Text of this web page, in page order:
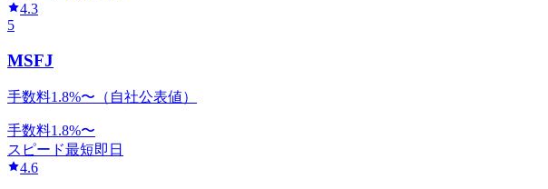
4.3
5
MSFJ
手数料1.8%〜（自社公表値）
手数料1.8%〜
スピード最短即日
4.6